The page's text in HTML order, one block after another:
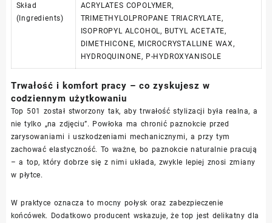
Skład
(Ingredients)
ACRYLATES COPOLYMER,
TRIMETHYLOLPROPANE TRIACRYLATE,
ISOPROPYL ALCOHOL, BUTYL ACETATE,
DIMETHICONE, MICROCRYSTALLINE WAX,
HYDROQUINONE, P-HYDROXYANISOLE
Trwałość i komfort pracy – co zyskujesz w
codziennym użytkowaniu
Top 501 został stworzony tak, aby trwałość stylizacji była realna, a
nie tylko „na zdjęciu”. Powłoka ma chronić paznokcie przed
zarysowaniami i uszkodzeniami mechanicznymi, a przy tym
zachować elastyczność. To ważne, bo paznokcie naturalnie pracują
– a top, który dobrze się z nimi układa, zwykle lepiej znosi zmiany
w płytce.
W praktyce oznacza to mocny połysk oraz zabezpieczenie
końcówek. Dodatkowo producent wskazuje, że top jest delikatny dla